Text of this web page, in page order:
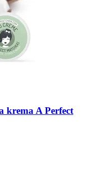
krema A Perfect